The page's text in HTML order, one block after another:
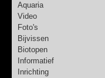
Aquaria
Video
Foto's
Bijvissen
Biotopen
Informatief
Inrichting